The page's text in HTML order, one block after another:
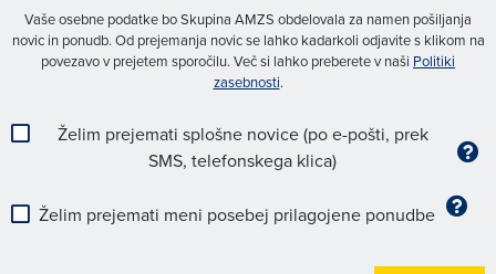
Vaše osebne podatke bo Skupina AMZS obdelovala za namen pošiljanja
novic in ponudb. Od prejemanja novic se lahko kadarkoli odjavite s klikom na
povezavo v prejetem sporočilu. Več si lahko preberete v naši Politiki
zasebnosti.
Želim prejemati splošne novice (po e-pošti, prek
SMS, telefonskega klica)
Želim prejemati meni posebej prilagojene ponudbe